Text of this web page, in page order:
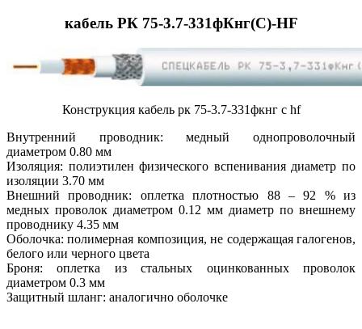
кабель РК 75-3.7-331фКнг(С)-HF
Конструкция кабель рк 75-3.7-331фкнг с hf
Внутренний проводник: медный однопроволочный
диаметром 0.80 мм
Изоляция: полиэтилен физического вспенивания диаметр по
изоляции 3.70 мм
Внешний проводник: оплетка плотностью 88 – 92 % из
медных проволок диаметром 0.12 мм диаметр по внешнему
проводнику 4.35 мм
Оболочка: полимерная композиция, не содержащая галогенов,
белого или черного цвета
Броня: оплетка из стальных оцинкованных проволок
диаметром 0.3 мм
Защитный шланг: аналогично оболочке